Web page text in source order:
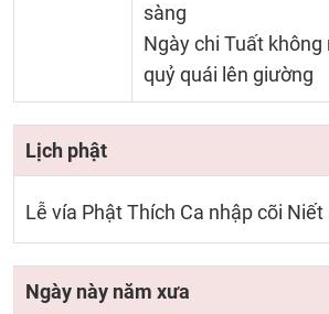
sàng
Ngày chi Tuất không
quỷ quái lên giường
Lịch phật
Lễ vía Phật Thích Ca nhập cõi Niết
Ngày này năm xưa